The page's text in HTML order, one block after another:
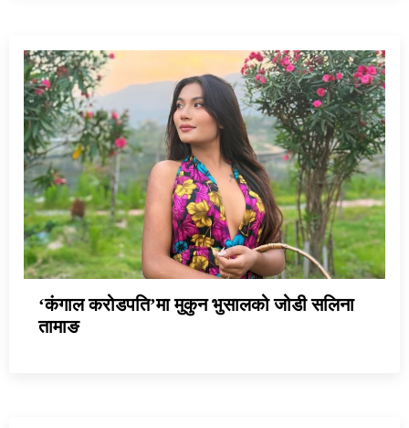
‘कंगाल करोडपति’मा मुकुन भुसालको जोडी सलिना
तामाङ